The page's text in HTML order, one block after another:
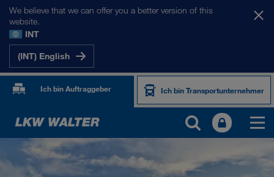
We believe that we can offer you a better version of this
website.
INT
(INT) English
Ich bin Auftraggeber Ich bin Transportunternehmer
PRODUKTE UND SERVICES